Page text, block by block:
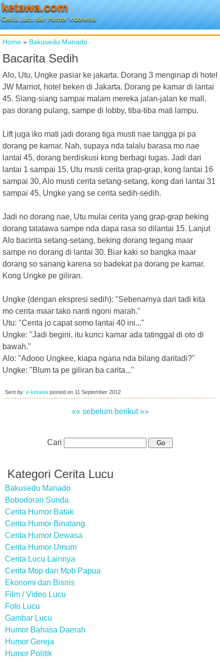
ketawa.com
Cerita Lucu dan Humor Indonesia
Home » Bakusedu Manado
Bacarita Sedih
Alo, Utu, Ungke pasiar ke jakarta. Dorang 3 menginap di hotel
JW Marriot, hotel beken di Jakarta. Dorang pe kamar di lantai
45. Siang-siang sampai malam mereka jalan-jalan ke mall,
pas dorang pulang, sampe di lobby, tiba-tiba mati lampu.
Lift juga iko mati jadi dorang tiga musti nae tangga pi pa
dorang pe kamar. Nah, supaya nda talalu barasa mo nae
lantai 45, dorang berdiskusi kong berbagi tugas. Jadi dari
lantai 1 sampai 15, Utu musti cerita grap-grap, kong lantai 16
sampai 30, Alo musti cerita setang-setang, kong dari lantai 31
sampai 45, Ungke yang se cerita sedih-sedih.
Jadi no dorang nae, Utu mulai cerita yang grap-grap beking
dorang tatatawa sampe nda dapa rasa so dilantai 15. Lanjut
Alo bacirita setang-setang, beking dorang tegang maar
sampe no dorang di lantai 30. Biar kaki so bangka maar
dorang so sanang karena so badekat pa dorang pe kamar.
Kong Ungke pe giliran.
Ungke (dengan ekspresi sedih): "Sebenarnya dari tadi kita
mo cerita maar tako nanti ngoni marah."
Utu: "Cerita jo capat somo lantai 40 ini..."
Ungke: "Jadi begini, itu kunci kamar ada tatinggal di oto di
bawah."
Alo: "Adooo Ungkee, kiapa ngana nda bilang daritadi?"
Ungke: "Blum ta pe giliran ba carita..."
Sent by: e-ketawa posted on 11 September 2012
«« sebelum berikut »»
Cari
Kategori Cerita Lucu
Bakusedu Manado
Bobodoran Sunda
Cerita Humor Batak
Cerita Humor Binatang
Cerita Humor Dewasa
Cerita Humor Umum
Cerita Lucu Lainnya
Cerita Mop dan Mob Papua
Ekonomi dan Bisnis
Film / Video Lucu
Foto Lucu
Gambar Lucu
Humor Bahasa Daerah
Humor Gereja
Humor Politik